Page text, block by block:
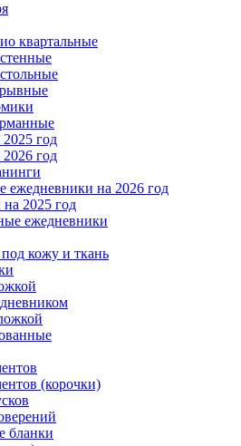
квартальные
год
год
ежедневники на 2026 год
2025 год
ежедневники
кожу и ткань
(корочки)
бланки